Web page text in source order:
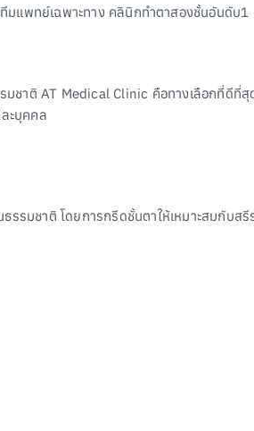
มแพทย์เฉพาะทาง คลินิกทำตาสองชั้นอันดับ1
ชาติ AT Medical Clinic คือทางเลือกที่ดีที่
ะบุคคล
รมชาติ โดยการกรีดชั้นตาให้เหมาะสมกับส